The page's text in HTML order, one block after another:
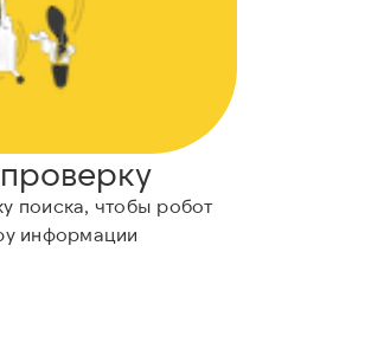
поиска, чтобы робот
информации